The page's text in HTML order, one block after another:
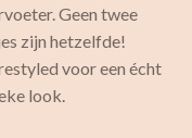
Geen twee
zijn hetzelfde!
voor een écht
look.